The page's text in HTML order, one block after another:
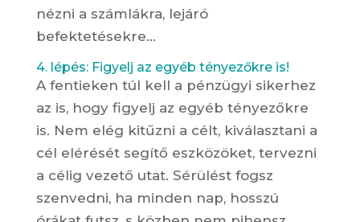
nézni a számlákra, lejáró
befektetésekre…
4. lépés: Figyelj az egyéb tényezőkre is!
A fentieken túl kell a pénzügyi sikerhez
az is, hogy figyelj az egyéb tényezőkre
is. Nem elég kitűzni a célt, kiválasztani a
cél elérését segítő eszközöket, tervezni
a célig vezető utat. Sérülést fogsz
szenvedni, ha minden nap, hosszú